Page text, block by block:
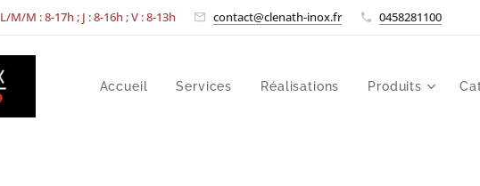
L/M/M : 8-17h ; J : 8-16h ; V : 8-13h contact@clenath-inox.fr 0458281100
Accueil Services Réalisations Produits